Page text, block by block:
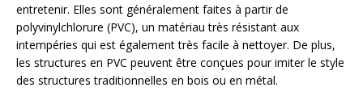
entretenir. Elles sont généralement faites à partir de
polyvinylchlorure (PVC), un matériau très résistant aux
intempéries qui est également très facile à nettoyer. De plus,
les structures en PVC peuvent être conçues pour imiter le style
des structures traditionnelles en bois ou en métal.